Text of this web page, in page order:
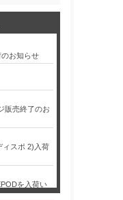
お知らせ
販売終了のお
ィスポ 2)入荷
を入荷い